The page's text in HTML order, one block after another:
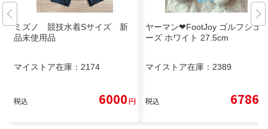
ミズノ 競技水着Sサイズ 新
品未使用品
マイストア在庫： 2174
税込 6000円
ヤーマン❤FootJoy ゴルフシュ
ーズ ホワイト 27.5cm
マイストア在庫： 2389
税込 6786